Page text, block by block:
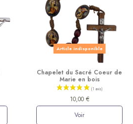
Article indisponible
Chapelet du Sacré Coeur de
Marie en bois
10,00 €
Voir